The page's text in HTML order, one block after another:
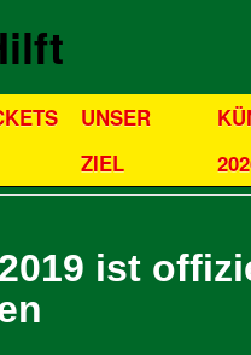
UNSER
ZIEL
ist